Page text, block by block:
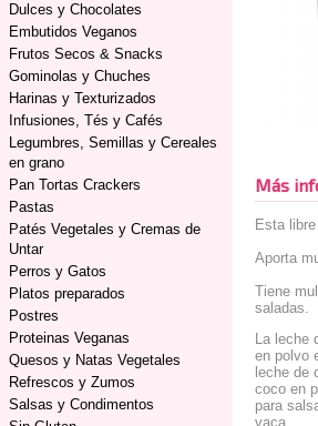
Dulces y Chocolates
Embutidos Veganos
Frutos Secos & Snacks
Gominolas y Chuches
Harinas y Texturizados
Infusiones, Tés y Cafés
Legumbres, Semillas y Cereales
en grano
Pan Tortas Crackers
Pastas
Patés Vegetales y Cremas de
Untar
Perros y Gatos
Platos preparados
Postres
Proteinas Veganas
Quesos y Natas Vegetales
Refrescos y Zumos
Salsas y Condimentos
Más
Esta
Aporta
Tiene
saladas.
La leche
en polvo
leche de
coco en
para
vaca.